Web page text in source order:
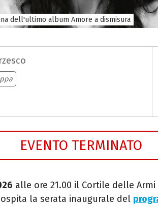
dell'ultimo album Amore a dismisura
EVENTO TERMINATO
alle ore 21.00 il Cortile delle
ospita la serata inaugurale del